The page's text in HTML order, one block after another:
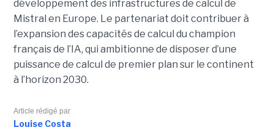
développement des infrastructures de calcul de
Mistral en Europe. Le partenariat doit contribuer à
l’expansion des capacités de calcul du champion
français de l’IA, qui ambitionne de disposer d’une
puissance de calcul de premier plan sur le continent
à l’horizon 2030.
Article rédigé par
Louise Costa